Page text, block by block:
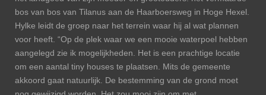
bos van bos van Tilanus aan de Haarboersweg in Hoge Hexel.
Hylke leidt de groep naar het terrein waar hij al wat plannen
voor heeft. “Op de plek waar we een mooie waterpoel hebben
aangelegd zie ik mogelijkheden. Het is een prachtige locatie
om een aantal tiny houses te plaatsen. Mits de gemeente
akkoord gaat natuurlijk. De bestemming van de grond moet